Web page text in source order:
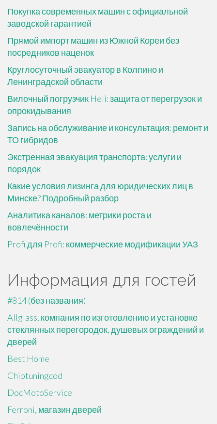
Покупка современных машин с официальной
заводской гарантией
Прямой импорт машин из Южной Кореи без
посредников наценок
Круглосуточный эвакуатор в Колпино и
Ленинградской области
Вилочный погрузчик Heli: защита от перегрузок и
опрокидывания
Запись на обслуживание и консультация: ремонт и
ТО гибридов
Экстренная эвакуация транспорта: услуги и
порядок
Какие условия лизинга для юридических лиц в
Минске? Подробный разбор
Аналитика каналов: метрики роста и
вовлечённости
Profi для Profi: коммерческие модификации УАЗ
Информация для гостей
#814 (без названия)
Allglass, компания по изготовлению и установке
стеклянных перегородок, душевых ограждений и
дверей
Best Home
Chiptuningcod
DocMotoService
Ferroni, магазин дверей